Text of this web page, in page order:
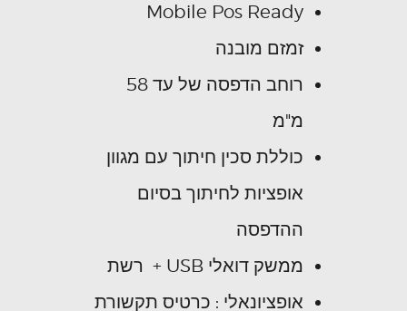
Mobile Pos Ready
זמזם מובנה
רוחב הדפסה של עד 58
מ"מ
כוללת סכין חיתוך עם מגוון
אופציות לחיתוך בסיום
ההדפסה
ממשק דואלי USB + רשת
אופציונאלי : כרטיס תקשורת